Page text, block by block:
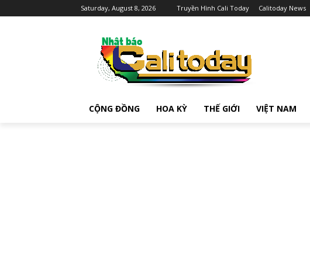
Saturday, August 8, 2026 Truyền Hình Cali Today Calitoday News
CỘNG ĐỒNG HOA KỲ THẾ GIỚI VIỆT NAM